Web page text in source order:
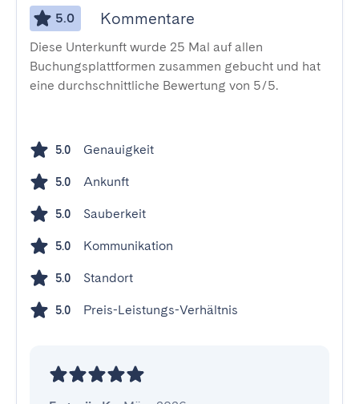
5.0 Kommentare
Diese Unterkunft wurde 25 Mal auf allen
Buchungsplattformen zusammen gebucht und hat
eine durchschnittliche Bewertung von 5/5.
5.0 Genauigkeit
5.0 Ankunft
5.0 Sauberkeit
5.0 Kommunikation
5.0 Standort
5.0 Preis-Leistungs-Verhältnis